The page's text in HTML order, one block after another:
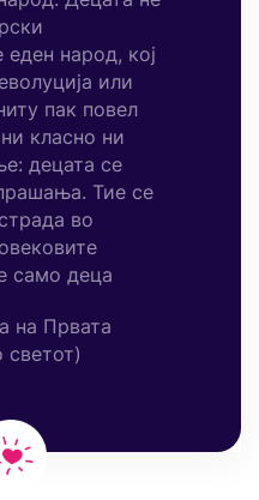
еден народ, кој
или
пак повел
класно ни
децата се
Тие се
во
само деца
на Првата
светот)